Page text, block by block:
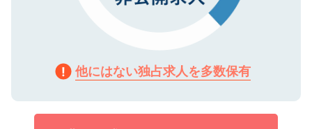
他にはない独占求人を多数保有